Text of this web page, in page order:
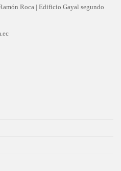
Roca | Edificio Gayal segundo